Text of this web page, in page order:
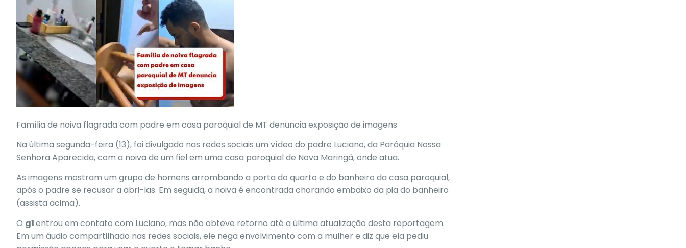
Família de noiva flagrada com padre em casa paroquial de MT denuncia exposição de imagens
Na última segunda-feira (13), foi divulgado nas redes sociais um vídeo do padre Luciano, da Paróquia Nossa
Senhora Aparecida, com a noiva de um fiel em uma casa paroquial de Nova Maringá, onde atua.
As imagens mostram um grupo de homens arrombando a porta do quarto e do banheiro da casa paroquial,
após o padre se recusar a abri-las. Em seguida,a noiva é encontrada chorando embaixo da pia do banheiro
(assista acima).
O g1entrou em contato com Luciano, mas não obteve retorno até a última atualização desta reportagem.
Em um áudio compartilhado nas redes sociais, ele nega envolvimento com a mulher e diz que ela pediu